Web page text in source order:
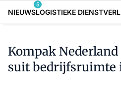
NIEUWS
5
LOGISTIEKE
Kompak
suit bedrijfsruimte